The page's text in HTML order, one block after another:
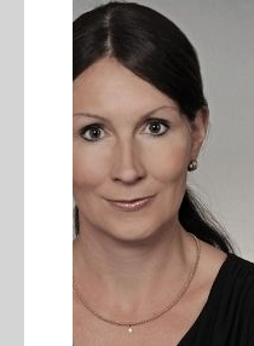
06.08.2026
Future-Ready
Mensch & KI
Prof. Dr. Jutta
Dr. Dr. Oliver